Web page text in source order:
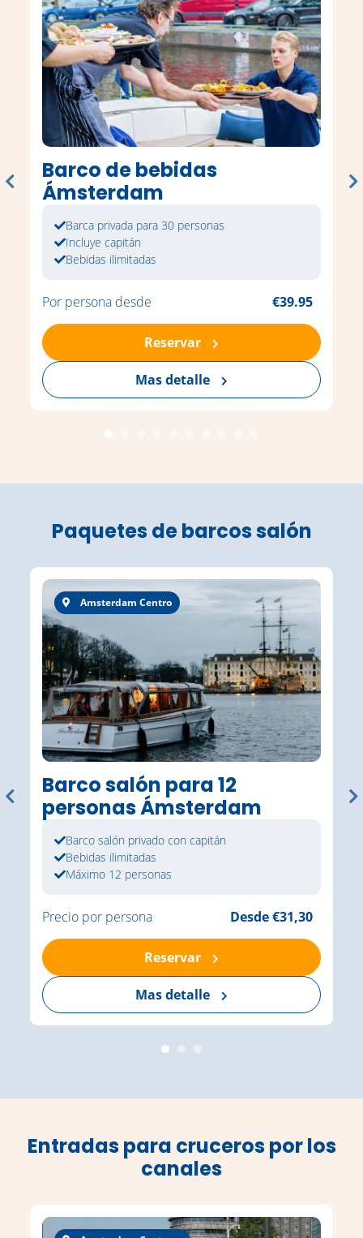
Barco de bebidas
Ámsterdam
Barca privada para 30 personas
Incluye capitán
Bebidas ilimitadas
Por persona desde €39.95
Reservar
Mas detalle
Paquetes de barcos salón
Amsterdam Centro
Barco salón para 12
personas Ámsterdam
Barco salón privado con capitán
Bebidas ilimitadas
Máximo 12 personas
Precio por persona Desde €31,30
Reservar
Mas detalle
Entradas para cruceros por los
canales